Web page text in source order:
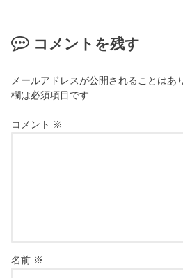
コメントを残す
メールアドレスが公開されることはあ
欄は必須項目です
コメント ※
名前 ※